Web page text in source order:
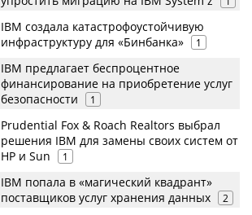
IBM создала катастрофоустойчивую
инфраструктуру для «Бинбанка»
1
IBM предлагает беспроцентное
финансирование на приобретение услуг
безопасности
1
Prudential Fox & Roach Realtors выбрал
решения IBM для замены своих систем от
HP и Sun
1
IBM попала в «магический квадрант»
поставщиков услуг хранения данных
2